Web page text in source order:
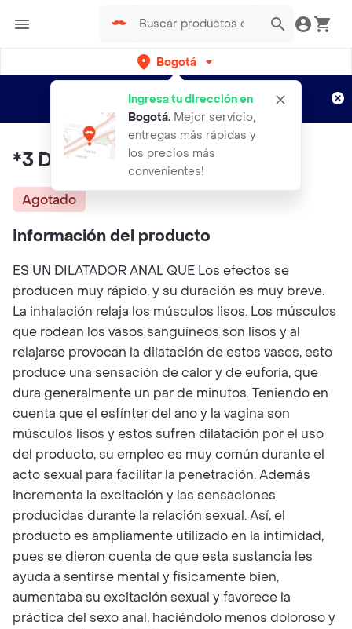
Bogotá
Ingresa tu dirección en
Bogotá. Mejor servicio,
entregas más rápidas y
los precios más
convenientes!
envíos gratis por semanas
Aplican TyC
*3 Dilatador Anal Ppp Fermin
Agotado
Información del producto
ES UN DILATADOR ANAL QUE Los efectos se
producen muy rápido, y su duración es muy breve.
La inhalación relaja los músculos lisos. Los músculos
que rodean los vasos sanguíneos son lisos y al
relajarse provocan la dilatación de estos vasos, esto
produce una sensación de calor y de euforia, que
dura generalmente un par de minutos. Teniendo en
cuenta que el esfínter del ano y la vagina son
músculos lisos y estos sufren dilatación por el uso
del producto, su empleo es muy común durante el
acto sexual para facilitar la penetración. Además
incrementa la excitación y las sensaciones
producidas durante la relación sexual. Así, el
producto es ampliamente utilizado en la intimidad,
pues se dieron cuenta de que esta sustancia les
ayuda a sentirse mental y físicamente bien,
aumentaba su excitación sexual y favorece la
práctica del sexo anal, haciéndolo menos doloroso y